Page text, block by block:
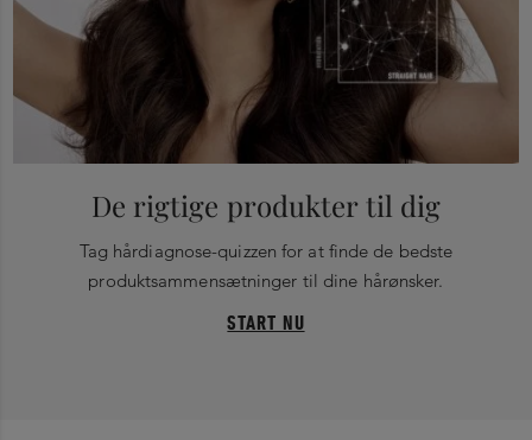
De rigtige produkter til dig
Tag hårdiagnose-quizzen for at finde de bedste
produktsammensætninger til dine hårønsker.
START NU